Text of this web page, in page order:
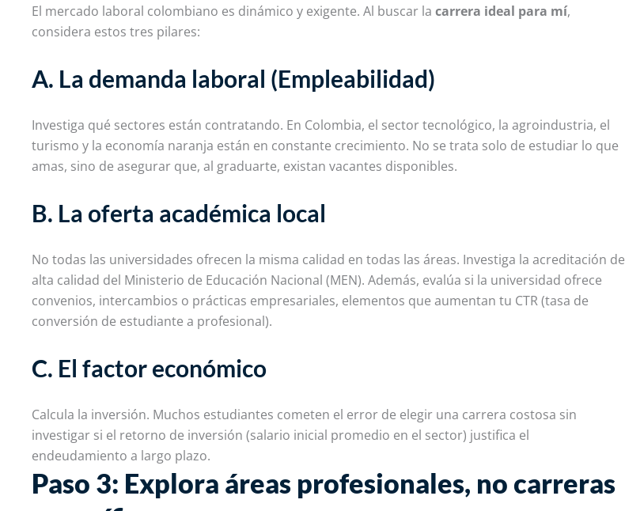
El mercado laboral colombiano es dinámico y exigente. Al buscar la carrera ideal para mí,
considera estos tres pilares:
A. La demanda laboral (Empleabilidad)
Investiga qué sectores están contratando. En Colombia, el sector tecnológico, la agroindustria, el
turismo y la economía naranja están en constante crecimiento. No se trata solo de estudiar lo que
amas, sino de asegurar que, al graduarte, existan vacantes disponibles.
B. La oferta académica local
No todas las universidades ofrecen la misma calidad en todas las áreas. Investiga la acreditación de
alta calidad del Ministerio de Educación Nacional (MEN). Además, evalúa si la universidad ofrece
convenios, intercambios o prácticas empresariales, elementos que aumentan tu CTR (tasa de
conversión de estudiante a profesional).
C. El factor económico
Calcula la inversión. Muchos estudiantes cometen el error de elegir una carrera costosa sin
investigar si el retorno de inversión (salario inicial promedio en el sector) justifica el
endeudamiento a largo plazo.
Paso 3: Explora áreas profesionales, no carreras